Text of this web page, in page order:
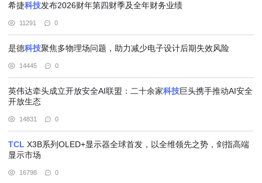
希捷科技发布2026财年第四财季及全年财务业绩
11291 0
是德科技聚焦多物理场问题，助力减少电子设计后期失效风险
14445 0
英伟达牵头成立开放安全AI联盟：二十余家科技巨头携手推动AI安全
开放生态
14831 0
TCL X3B系列OLED+显示器全球首发，以全维领先之势，剑指高端
显示市场
16798 0